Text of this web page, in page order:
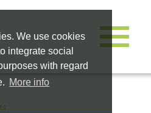
We use cookies
integrate social
with regard
More info